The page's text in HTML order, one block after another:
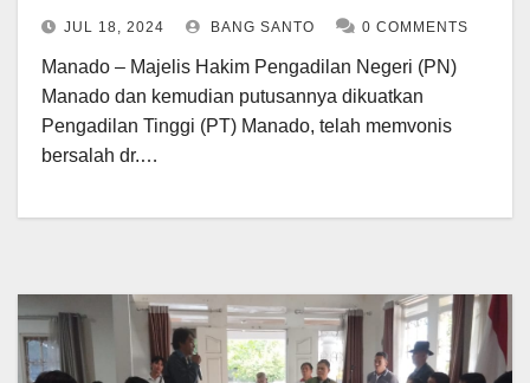
JUL 18, 2024 BANG SANTO 0 COMMENTS
Manado – Majelis Hakim Pengadilan Negeri (PN)
Manado dan kemudian putusannya dikuatkan
Pengadilan Tinggi (PT) Manado, telah memvonis
bersalah dr.…